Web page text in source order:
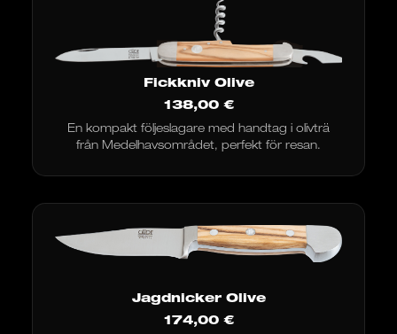
Fickkniv Olive
138,00 €
En kompakt följeslagare med handtag i olivträ
från Medelhavsområdet, perfekt för resan.
Jagdnicker Olive
174,00 €